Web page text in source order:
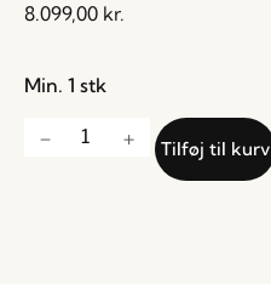
8.099,00 kr.
Min. 1 stk
Tilføj til kurv